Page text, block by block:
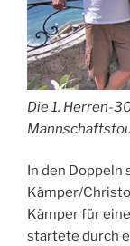
Die 1. Herren-
In den Doppeln
Kämper/
Kämper für
startete durch